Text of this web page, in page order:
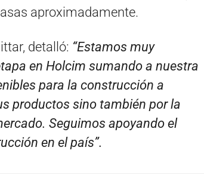
aproximadamente.
detalló: “Estamos muy
en Holcim sumando a nuestra
para la construcción a
productos sino también por la
Seguimos apoyando el
en el país”.